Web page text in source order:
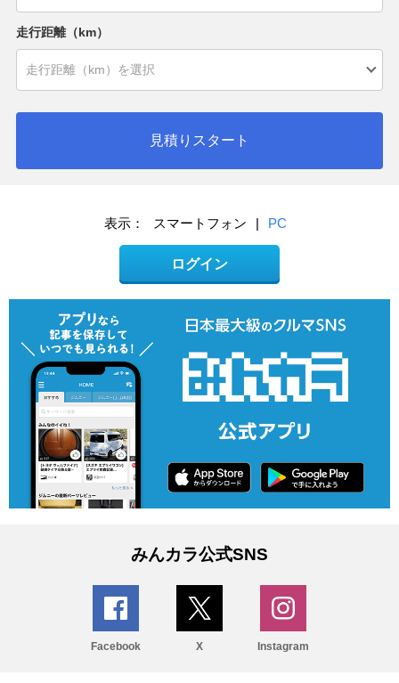
走行距離（km）
見積りスタート
表示： スマートフォン | PC
ログイン
みんカラ公式SNS
Facebook X Instagram